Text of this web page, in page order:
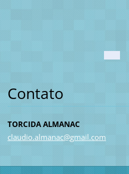
Contato
TORCIDA ALMANAC
claudio.almanac@gmail.com